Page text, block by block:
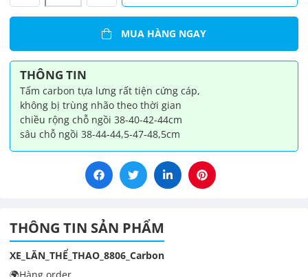
Thể
8806
số
lượng
MUA HÀNG NGAY
THÔNG TIN
Tấm carbon tựa lưng rất tiện cứng cáp,
không bị trùng nhão theo thời gian
chiều rộng chỗ ngồi 38-40-42-44cm
sâu chỗ ngồi 38-44-44,5-47-48,5cm
THÔNG TIN SẢN PHẨM
XE_LĂN_THỂ_THAO_8806_Carbon
🌍Hàng order